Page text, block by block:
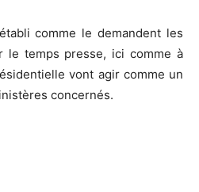
comme le demandent les
le temps presse, ici comme à
vont agir comme un
concernés.